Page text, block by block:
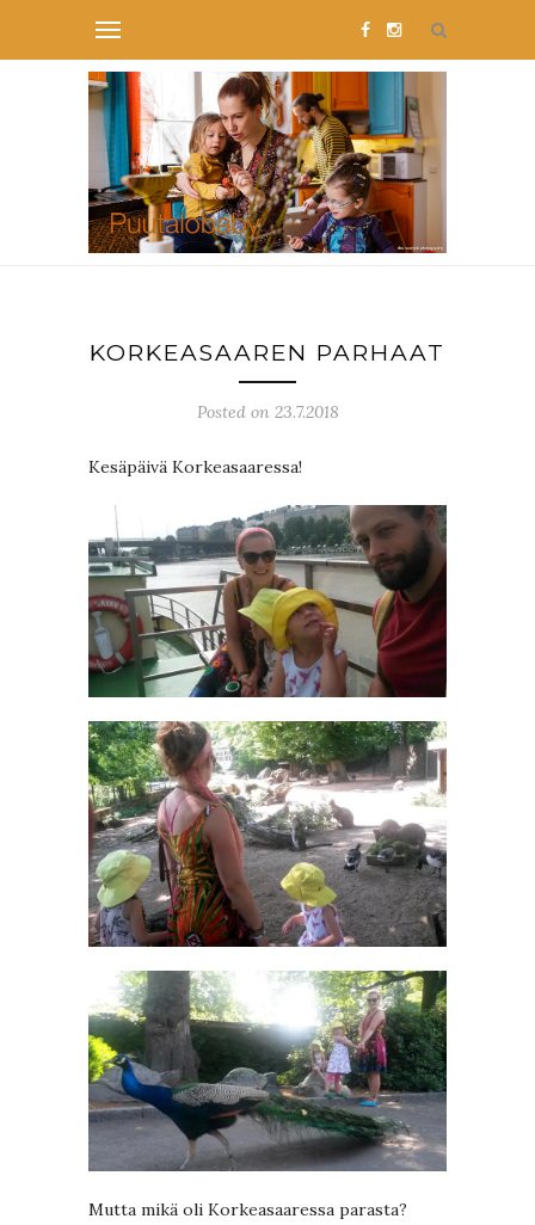
KORKEASAAREN PARHAAT
Posted on 23.7.2018
Kesäpäivä Korkeasaaressa!
Mutta mikä oli Korkeasaaressa parasta?